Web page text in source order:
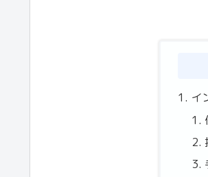
イ